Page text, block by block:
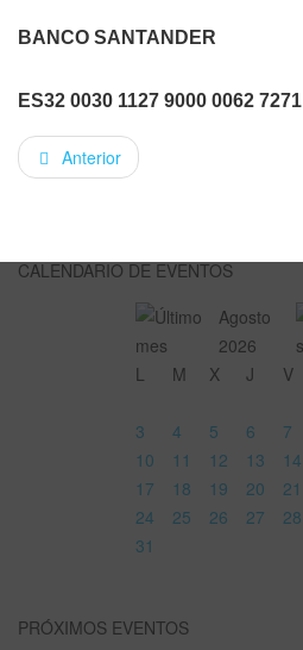
BANCO SANTANDER
ES32 0030 1127 9000 0062 7271
Anterior
CALENDARIO DE EVENTOS
Agosto
2026
L
M X J V
3
4 5 6 7
10
11 12 13 14
17
18 19 20 21
24
25 26 27 28
31
PRÓXIMOS EVENTOS